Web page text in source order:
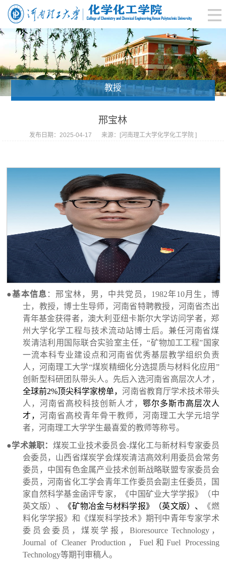
教授
邢宝林
发布日期：2025-04-17 来源：[河南理工大学化学化工学院 ]
●基本信息 ：邢宝林， 男，中共党员，1982年10月生，博
士，教授，博士生导师，河南省特聘教授，河南省杰出
青年基金获得者， 澳大利亚纽卡斯尔大学访问学者，郑
州大学化学工程与技术流动站博士后。兼任河南省煤
炭清洁利用国际联合实验室主任，“矿物加工工程”国家
一流本科专业建设点和河南省优秀基层教学组织负责
人，河南理工大学“煤炭精细化分选提质与材料化应用”
创新型科研团队带头人。先后入选河南省高层次人才，
全球前2%顶尖科学家榜单，河南省教育厅学术技术带头
人，河南省高校科技创新人才， 鄂尔多斯市高层次人
才，河南省高校青年骨干教师，河南理工大学元培学
者，河南理工大学学生最喜爱的教师等称号。
●学术兼职： 煤炭工业技术委员会-煤化工与新材料专家委员
会委员，山西省煤炭学会煤炭清洁高效利用委员会常务
委员，中国有色金属产业技术创新战略联盟专家委员会
委员，河南省化工学会青年工作委员会副主任委员，国
家自然科学基金函评专家，《中国矿业大学学报》（中
英文版）、
《矿物冶金与材料学报》（英文版）、
《燃
料化学学报》和《煤炭科学技术》期刊中青年专家学术
委员会委员，煤炭学报，Bioresource Technology，
Journal of Cleaner Production，Fuel和Fuel Processing
Technology等期刊审稿人。